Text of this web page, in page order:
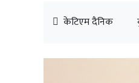
केटिएम दैनिक